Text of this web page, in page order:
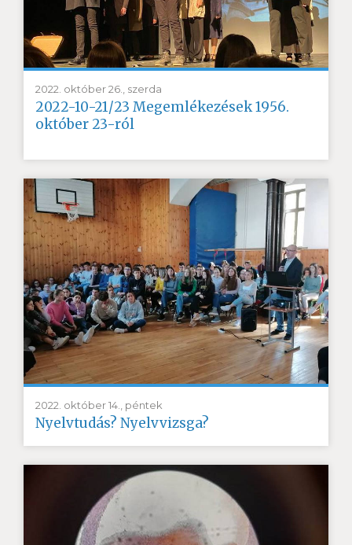
2022. október 26., szerda
2022-10-21/23 Megemlékezések 1956.
október 23-ról
2022. október 14., péntek
Nyelvtudás? Nyelvvizsga?